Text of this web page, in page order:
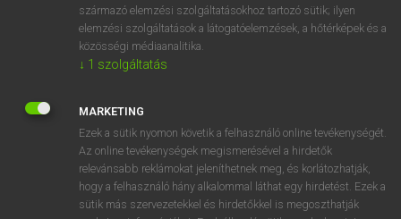
csökkent
hatálytalanít
enyhül
keresése szótárainkban
származó elemzési szolgáltatásokhoz tartozó sütik; ilyen
elemzési szolgáltatások a látogatóelemzések, a hőtérképek és a
közösségi médiaanalitika.
↓ 1 szolgáltatás
MARKETING
Ezek a sütik nyomon követik a felhasználó online tevékenységét.
Az online tevékenységek megismerésével a hirdetők
relevánsabb reklámokat jeleníthetnek meg, és korlátozhatják,
hogy a felhasználó hány alkalommal láthat egy hirdetést. Ezek a
sütik más szervezetekkel és hirdetőkkel is megoszthatják